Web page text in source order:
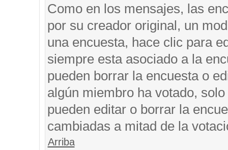
Como en los mensajes, las
por su creador original, un
una encuesta, hace clic para
siempre esta asociado a la
pueden borrar la encuesta o
algún miembro ha votado,
pueden editar o borrar la
cambiadas a mitad de la
Arriba